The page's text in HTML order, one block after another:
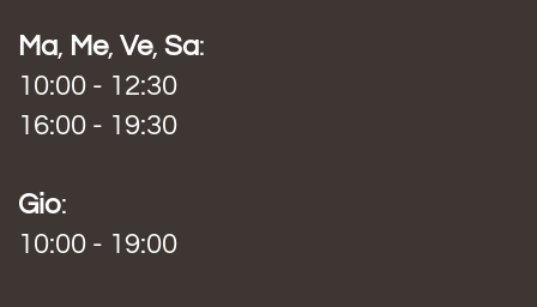
Ma, Me, Ve, Sa:
10:00 - 12:30
16:00 - 19:30
Gio:
10:00 - 19:00